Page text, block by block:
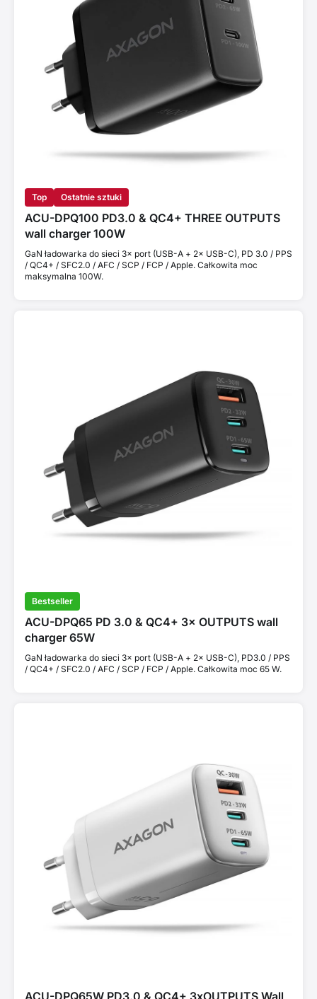
Top Ostatnie sztuki
ACU-DPQ100 PD3.0 & QC4+ THREE OUTPUTS
wall charger 100W
GaN ładowarka do sieci 3× port (USB-A + 2× USB-C), PD 3.0 / PPS
/ QC4+ / SFC2.0 / AFC / SCP / FCP / Apple. Całkowita moc
maksymalna 100W.
Bestseller
ACU-DPQ65 PD 3.0 & QC4+ 3× OUTPUTS wall
charger 65W
GaN ładowarka do sieci 3× port (USB-A + 2× USB-C), PD3.0 / PPS
/ QC4+ / SFC2.0 / AFC / SCP / FCP / Apple. Całkowita moc 65 W.
ACU-DPQ65W PD3.0 & QC4+ 3xOUTPUTS Wall